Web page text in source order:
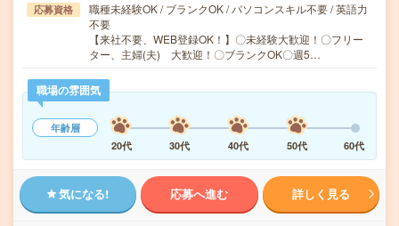
応募資格
職種未経験OK / ブランクOK / パソコンスキル不要 / 英語力
不要
【来社不要、WEB登録OK！】〇未経験大歓迎！〇フリー
ター、主婦(夫) 大歓迎！〇ブランクOK〇週5…
職場の雰囲気
年齢層
20代
30代 40代 50代 60代
気になる! 応募へ進む 詳しく見る